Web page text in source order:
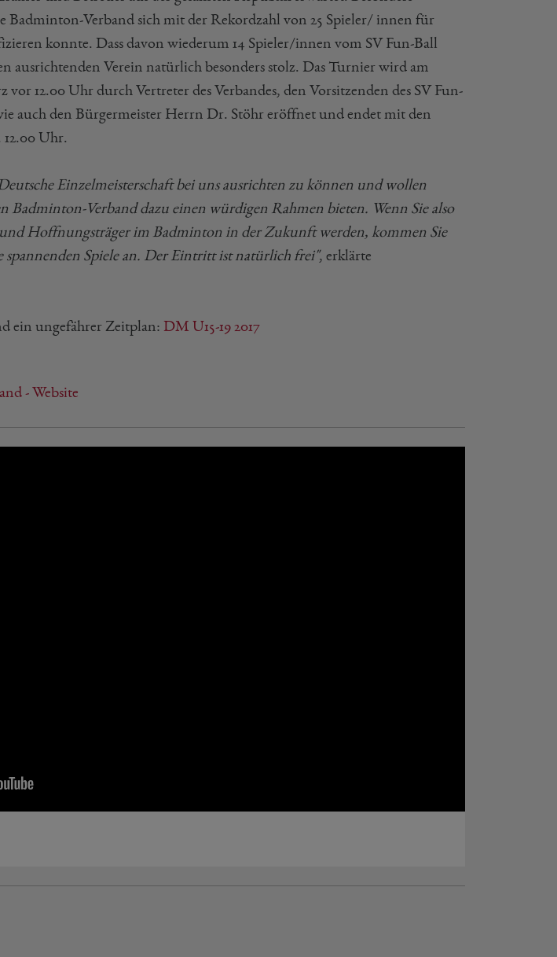
Badminton-Verband sich mit der Rekordzahl von 25 Spieler/ innen für
konnte. Dass davon wiederum 14 Spieler/innen vom SV Fun-Ball
ausrichtenden Verein natürlich besonders stolz. Das Turnier wird am
vor 12.00 Uhr durch Vertreter des Verbandes, den Vorsitzenden des SV Fun-
auch den Bürgermeister Herrn Dr. Stöhr eröffnet und endet mit den
12.00 Uhr.
Einzelmeisterschaft bei uns ausrichten zu können und wollen
Badminton-Verband dazu einen würdigen Rahmen bieten. Wenn Sie also
Hoffnungsträger im Badminton in der Zukunft werden, kommen Sie
spannenden Spiele an. Der Eintritt ist natürlich frei", erklärte
ein ungefährer Zeitplan: DM U15-19 2017
- Website